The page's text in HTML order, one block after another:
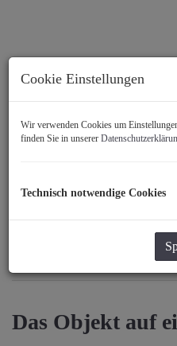
Das Objekt auf
Cookie Einstellungen
Wir verwenden Cookies um
finden Sie in unserer
Technisch notwendige Cookies